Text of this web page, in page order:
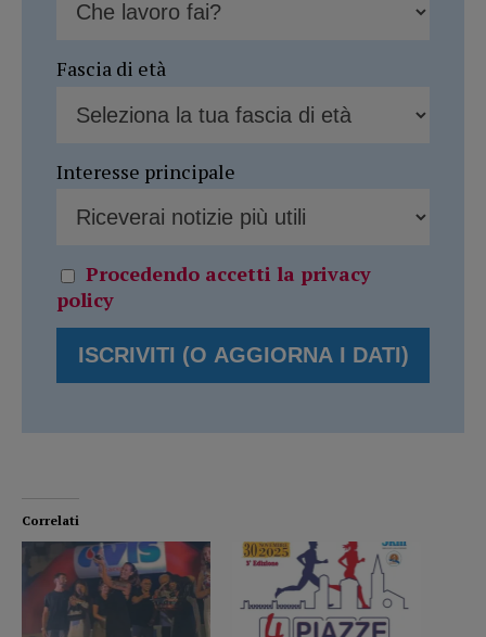
Fascia di età
Interesse principale
Procedendo accetti la privacy
policy
Correlati